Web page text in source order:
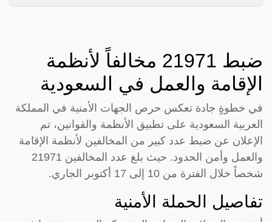
ضبط 21971 مخالفاً لأنظمة
الإقامة والعمل في السعودية
في خطوةٍ جادة تعكس حرص الجهات الأمنية في المملكة
العربية السعودية على تطبيق الأنظمة والقوانين، تم
الإعلان عن ضبط عدد كبير من المخالفين لأنظمة الإقامة
والعمل وأمن الحدود. حيث بلغ عدد المخالفين 21971
شخصاً خلال الفترة من 10 إلى 17 أكتوبر الجاري.
تفاصيل الحملة الأمنية